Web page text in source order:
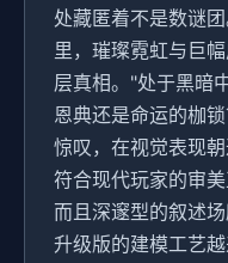
处藏匿着不是数谜
里，璀璨霓虹与巨
层真相。"处于黑暗
恩典还是命运的枷
惊叹，在视觉表现
符合现代玩家的审
而且深邃型的叙述
升级版的建模工艺